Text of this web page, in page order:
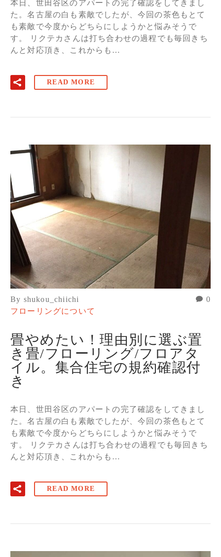
本日、世田谷区のアパートの完了確認をしてきまし
た。名古屋の白も素敵でしたが、今回の茶色もとて
も素敵で今度からどちらにしようかと悩みそうで
す。 リクテカさんは打ち合わせの過程でも毎回きち
んと対応頂き、これからも…
READ MORE
0
By shukou_chiichi
フローリングについて
畳やめたい！理由別に選ぶ置
き畳/フローリング/フロアタ
イル。集合住宅の規約確認付
き
本日、世田谷区のアパートの完了確認をしてきまし
た。名古屋の白も素敵でしたが、今回の茶色もとて
も素敵で今度からどちらにしようかと悩みそうで
す。 リクテカさんは打ち合わせの過程でも毎回きち
んと対応頂き、これからも…
READ MORE